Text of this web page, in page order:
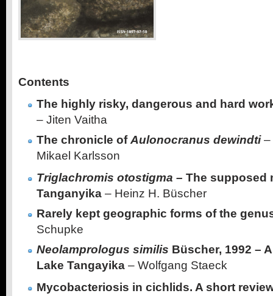
Contents
The highly risky, dangerous and hard
– Jiten Vaitha
The chronicle ofAulonocranus dewindti–
Mikael Karlsson
Triglachromis otostigma – The supposed
Tanganyika – Heinz H. Büscher
Rarely kept geographic forms of the
Schupke
Neolamprologus similis Büscher, 1992 –
Lake Tangayika – Wolfgang Staeck
Mycobacteriosis in cichlids. A short